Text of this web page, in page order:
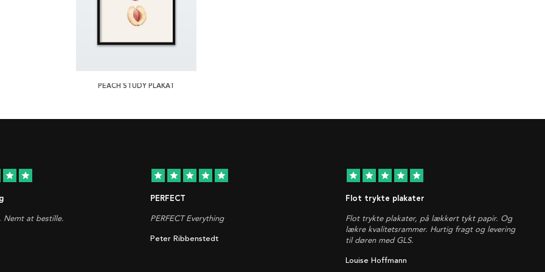
PEACH STUDY PLAKAT
star star
Nemt at bestille.
star star star star star
PERFECT
PERFECT Everything
Peter Ribbenstedt
star star star star star
Flot trykte plakater
Flot trykte plakater, på lækkert tykt papir. Og
lækre kvalitetsrammer. Hurtig fragt og levering
til døren med GLS.
Louise Hoffmann